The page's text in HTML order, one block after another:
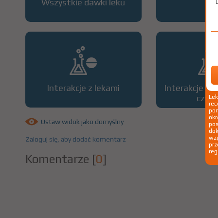
Wszystkie dawki leku
Interakcje z lekami
Interakcje z
Ustaw widok jako domyślny
Zaloguj się, aby dodać komentarz
Komentarze [0]